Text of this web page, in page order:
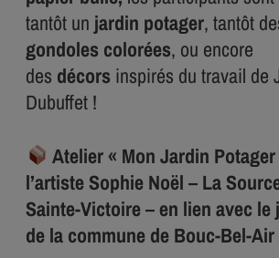
tantôt un jardin potager, tantôt
gondoles colorées, ou encore
des décors inspirés du travail de
Dubuffet !
Atelier « Mon Jardin Potager
l’artiste Sophie Noël – La
Sainte-Victoire – en lien avec
de la commune de Bouc-Bel-Air